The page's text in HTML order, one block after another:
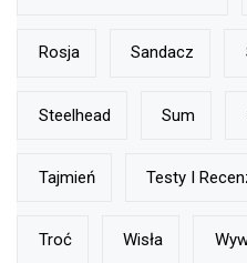
Rosja Sandacz
Steelhead Sum
Tajmień Testy I
Troć Wisła